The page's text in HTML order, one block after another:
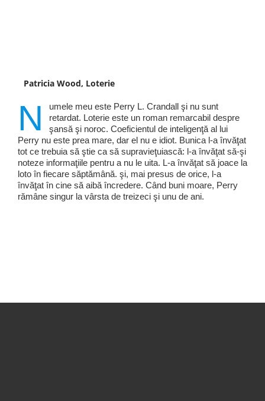
Patricia Wood, Loterie
N
umele meu este Perry L. Crandall şi nu sunt
retardat. Loterie este un roman remarcabil despre
şansă şi noroc. Coeficientul de inteligenţă al lui
Perry nu este prea mare, dar el nu e idiot. Bunica l-a învăţat
tot ce trebuia să ştie ca să supravieţuiască: l-a învăţat să-şi
noteze informaţiile pentru a nu le uita. L-a învăţat să joace la
loto în fiecare săptămână. şi, mai presus de orice, l-a
învăţat în cine să aibă încredere. Când buni moare, Perry
rămâne singur la vârsta de treizeci şi unu de ani.